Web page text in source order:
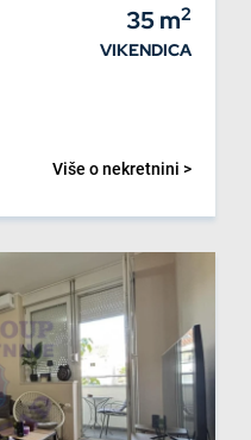
35m2
VIKENDICA
Više o nekretnini >